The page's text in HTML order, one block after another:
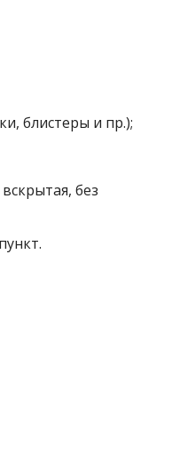
блистеры и пр.);
без